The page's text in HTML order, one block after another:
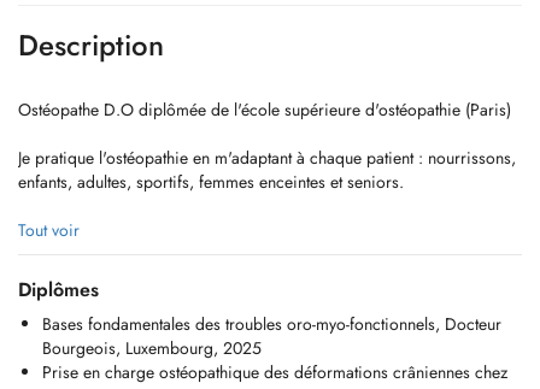
Description
Ostéopathe D.O diplômée de l'école supérieure d'ostéopathie (Paris)
Je pratique l'ostéopathie en m'adaptant à chaque patient : nourrissons,
enfants, adultes, sportifs, femmes enceintes et seniors.
L'ostéopathie est une thérapie manuelle qui vise à restaurer la mobilité
et l'équilibre du corps. Avec calme écoute et bienveillance, je prends
le temps de comprendre vos besoins afin de retrouver un confort et un
équilibre au quotidien.
L'ostéopathie permet de soulager de nombreux troubles fonctionnels,
tels que les douleurs articulaires, les maux de tête, les troubles
Tout voir
Diplômes
Bases fondamentales des troubles oro-myo-fonctionnels, Docteur
Bourgeois, Luxembourg, 2025
Prise en charge ostéopathique des déformations crâniennes chez